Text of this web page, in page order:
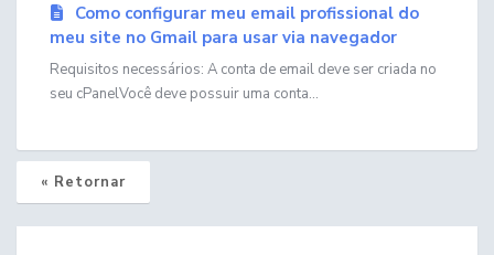
Como configurar meu email profissional do
meu site no Gmail para usar via navegador
Requisitos necessários: A conta de email deve ser criada no
seu cPanelVocê deve possuir uma conta...
« Retornar